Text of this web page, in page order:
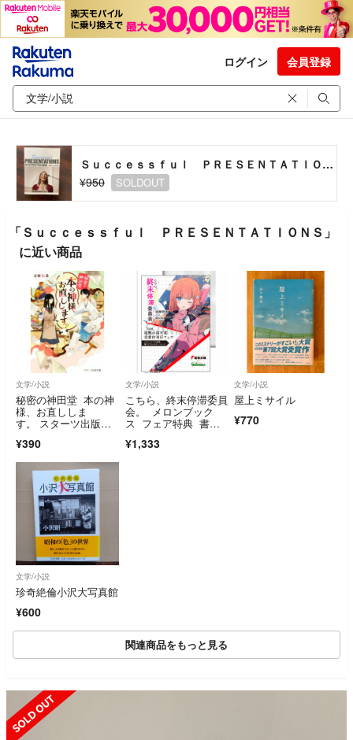
ログイン 会員登録
Ｓｕｃｃｅｓｓｆｕｌ ＰＲＥＳＥＮＴＡＴＩＯＮＳ
¥950
SOLDOUT
「Ｓｕｃｃｅｓｓｆｕｌ ＰＲＥＳＥＮＴＡＴＩＯＮＳ」
に近い商品
文学/小説
秘密の神田堂 本の神
様、お直ししま
す。 スターツ出版文
¥390
文学/小説
こちら、終末停滞委員
会。 メロンブック
ス フェア特典 書き
¥1,333
文学/小説
屋上ミサイル
¥770
文学/小説
珍奇絶倫小沢大写真館
¥600
関連商品をもっと見る